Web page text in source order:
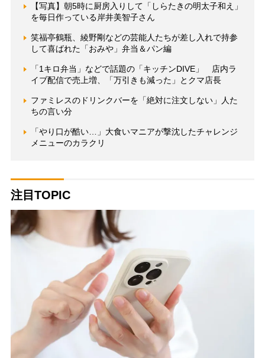
【写真】朝5時に厨房入りして「しらたきの明太子和え」
を毎日作っている岸井美智子さん
笑福亭鶴瓶、綾野剛などの芸能人たちが差し入れで持参
して喜ばれた「おみや」弁当＆パン編
「1キロ弁当」などで話題の「キッチンDIVE」 店内ラ
イブ配信で売上増、「万引きも減った」とクマ店長
ファミレスのドリンクバーを「絶対に注文しない」人た
ちの言い分
「やり口が酷い…」大食いマニアが撃沈したチャレンジ
メニューのカラクリ
注目TOPIC